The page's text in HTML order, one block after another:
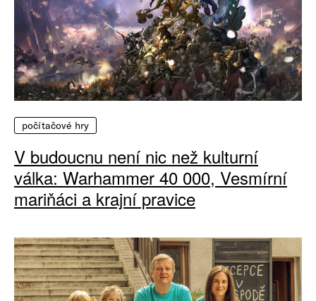
počítačové hry
V budoucnu není nic než kulturní
válka: Warhammer 40 000, Vesmírní
mariňáci a krajní pravice